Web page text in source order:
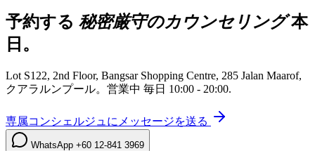
予約する 秘密厳守のカウンセリング本
日。
Lot S122, 2nd Floor, Bangsar Shopping Centre, 285 Jalan Maarof,
クアラルンプール。営業中 毎日 10:00 - 20:00.
専属コンシェルジュにメッセージを送る
WhatsApp +60 12-841 3969